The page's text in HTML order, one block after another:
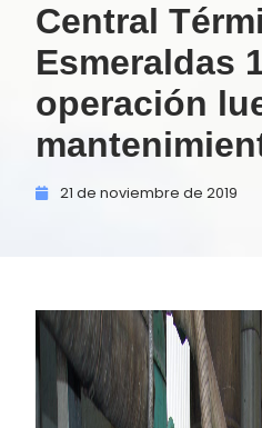
Central
Esmeraldas
operación
21 de noviembre de 2019